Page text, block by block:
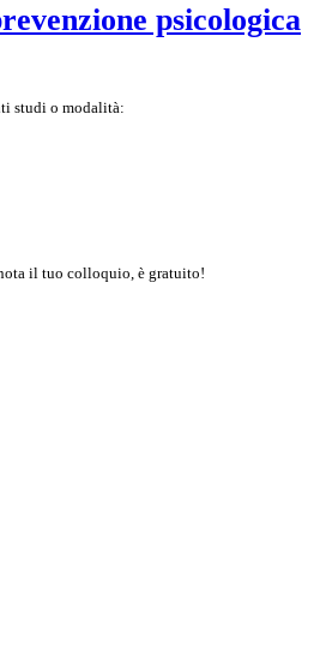
psicologica
studi o modalità:
il tuo colloquio, è gratuito!